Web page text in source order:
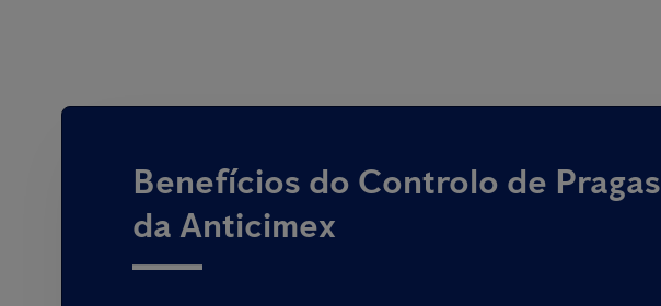
Benefícios do Controlo de Pragas
da Anticimex